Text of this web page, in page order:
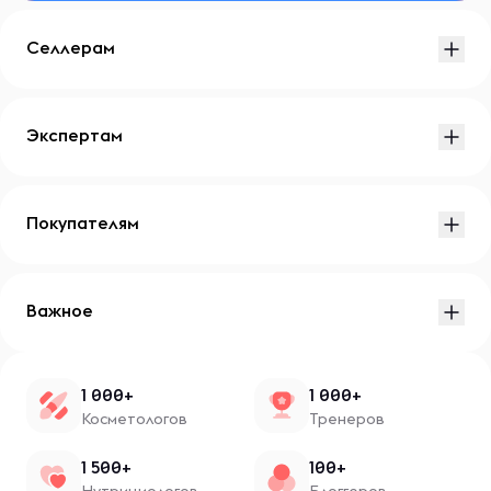
Селлерам
Экспертам
Покупателям
Важное
1 000+
Косметологов
1 000+
Тренеров
1 500+ 100+